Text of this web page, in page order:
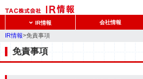
IR情報 会社情報
IR情報>免責事項
免責事項